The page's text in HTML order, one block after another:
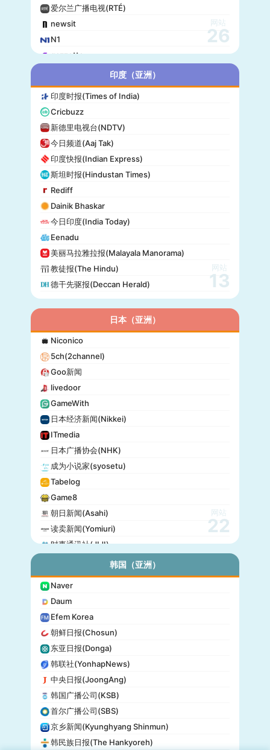
爱尔兰广播电视(RTÉ)
newsit
N1
gazzetta
赫尔辛基日报(Helsingin Sanomat)
Origo
爱尔兰时报(Irish Times)
独立报(Independent)
MTV Uutiset
24.hu
晚邮报(Aftenposten)
DirBg
阿罗(Alo!)
政治报(Politiken)
24 Chasa
Fakti
网站
26
印度（亚洲）
印度时报(Times of India)
Cricbuzz
新德里电视台(NDTV)
今日频道(Aaj Tak)
印度快报(Indian Express)
斯坦时报(Hindustan Times)
Rediff
Dainik Bhaskar
今日印度(India Today)
Eenadu
美丽马拉雅拉报(Malayala Manorama)
教徒报(The Hindu)
德干先驱报(Deccan Herald)
网站
13
日本（亚洲）
Niconico
5ch(2channel)
Goo新闻
livedoor
GameWith
日本经济新闻(Nikkei)
ITmedia
日本广播协会(NHK)
成为小说家(syosetu)
Tabelog
Game8
朝日新闻(Asahi)
读卖新闻(Yomiuri)
时事通讯社(JIJI)
产经新闻(Sankei)
东京放送(TBS)
朝日电视台(TV Asahi)
东京电视台(TV Tokyo)
日本电视台(NTV)
富士电视台(Fuji TV)
日本时报(Japan Times)
网站
22
韩国（亚洲）
Naver
Daum
Efem Korea
朝鲜日报(Chosun)
东亚日报(Donga)
韩联社(YonhapNews)
中央日报(JoongAng)
韩国广播公司(KSB)
首尔广播公司(SBS)
京乡新闻(Kyunghyang Shinmun)
韩民族日报(The Hankyoreh)